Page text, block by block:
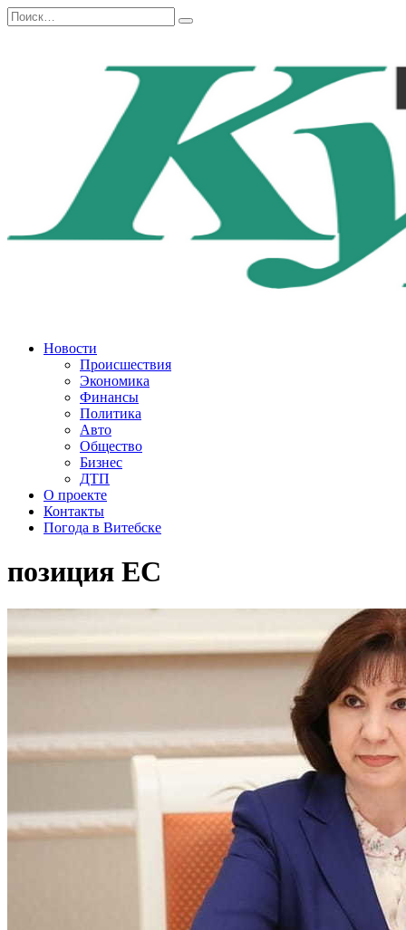
Перейти
к
Search
for:
Новости
Происшествия
Экономика
Финансы
Политика
Авто
Общество
Бизнес
ДТП
О проекте
Контакты
Погода в Витебске
позиция ЕС